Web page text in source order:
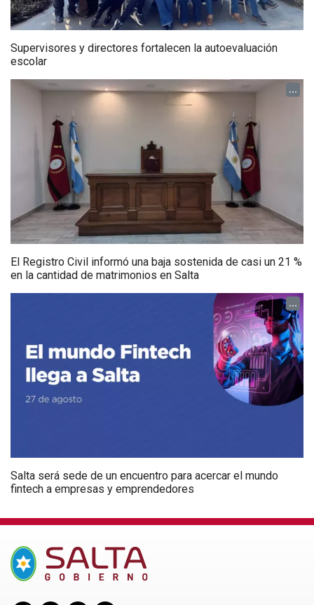
Supervisores y directores fortalecen la autoevaluación
escolar
...
El Registro Civil informó una baja sostenida de casi un 21 %
en la cantidad de matrimonios en Salta
...
Salta será sede de un encuentro para acercar el mundo
fintech a empresas y emprendedores